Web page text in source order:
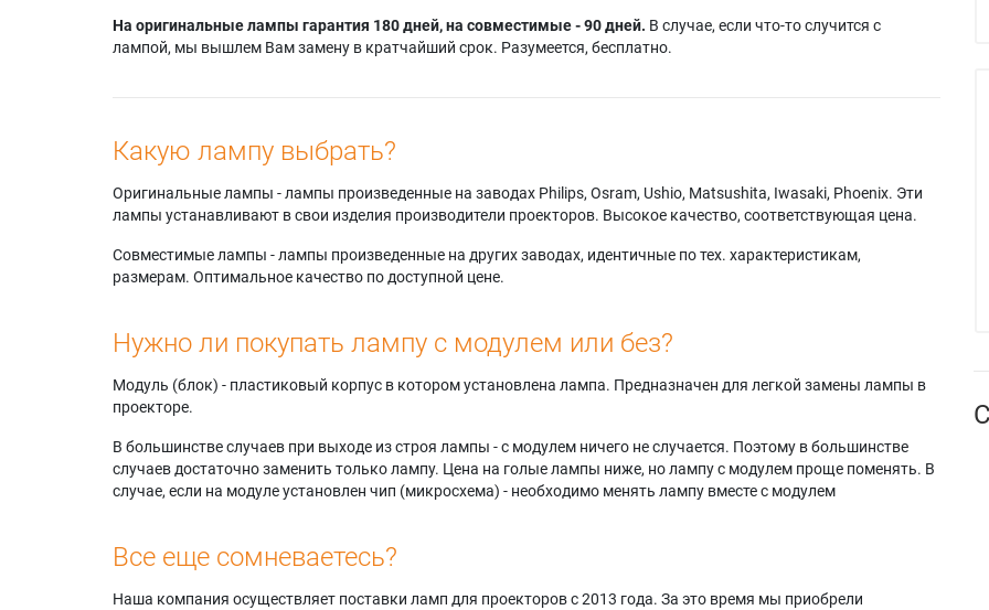
На оригинальные лампы гарантия 180 дней, на совместимые - 90 дней. В случае, если что-то случится с
лампой, мы вышлем Вам замену в кратчайший срок. Разумеется, бесплатно.
Какую лампу выбрать?
Оригинальные лампы - лампы произведенные на заводах Philips, Osram, Ushio, Matsushita, Iwasaki, Phoenix. Эти
лампы устанавливают в свои изделия производители проекторов. Высокое качество, соответствующая цена.
Совместимые лампы - лампы произведенные на других заводах, идентичные по тех. характеристикам,
размерам. Оптимальное качество по доступной цене.
Нужно ли покупать лампу с модулем или без?
Модуль (блок) - пластиковый корпус в котором установлена лампа. Предназначен для легкой замены лампы в
проекторе.
В большинстве случаев при выходе из строя лампы - с модулем ничего не случается. Поэтому в большинстве
случаев достаточно заменить только лампу. Цена на голые лампы ниже, но лампу с модулем проще поменять. В
случае, если на модуле установлен чип (микросхема) - необходимо менять лампу вместе с модулем
Все еще сомневаетесь?
Наша компания осуществляет поставки ламп для проекторов с 2013 года. За это время мы приобрели